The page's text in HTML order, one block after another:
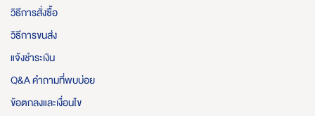
วิธีการสั่งซื้อ
วิธีการขนส่ง
แจ้งชำระเงิน
Q&A คำถามที่พบบ่อย
ข้อตกลงและเงื่อนไข